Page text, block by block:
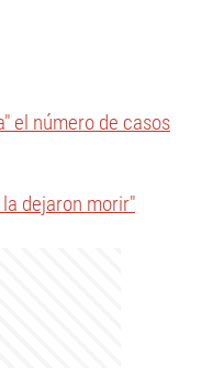
el número de casos
dejaron morir"